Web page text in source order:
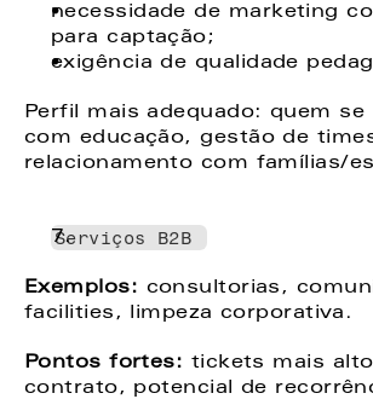
necessidade de marketing
para captação;
exigência de qualidade
Perfil mais adequado: quem se
com educação, gestão de
relacionamento com famílias/
Serviços B2B
Exemplos: consultorias,
facilities, limpeza corporativa.
Pontos fortes: tickets mais
contrato, potencial de